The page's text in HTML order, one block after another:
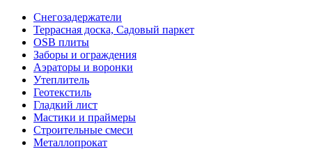
Снегозадержатели
Террасная доска, Садовый паркет
OSB плиты
Заборы и ограждения
Аэраторы и воронки
Утеплитель
Геотекстиль
Гладкий лист
Мастики и праймеры
Строительные смеси
Металлопрокат